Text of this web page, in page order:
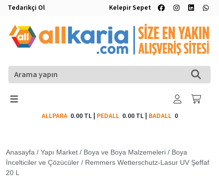
Tedarikçi Ol Kelepir Sepet
ALLPARA 0.00 TL| PEDALL 0.00 TL| BADALL0
Anasayfa / Yapı Market / Boya ve Boya Malzemeleri / Boya
İncelticiler ve Çözücüler / Remmers Wetterschutz-Lasur UV Şeffaf
20 L